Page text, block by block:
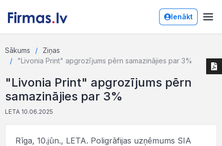
Ienākt
Sākums
Ziņas
"Livonia Print" apgrozījums pērn samazinājies par 3%
"Livonia Print" apgrozījums pērn
samazinājies par 3%
LETA 10.06.2025
Rīga, 10.jūn., LETA. Poligrāfijas uzņēmums SIA